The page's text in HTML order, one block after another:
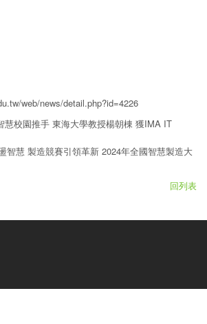
web/news/detail.php?id=4226
慧校園推手 東海大學教授楊朝棟 獲IMA IT
智慧 製造競賽引領革新 2024年全國智慧製造大
回列表